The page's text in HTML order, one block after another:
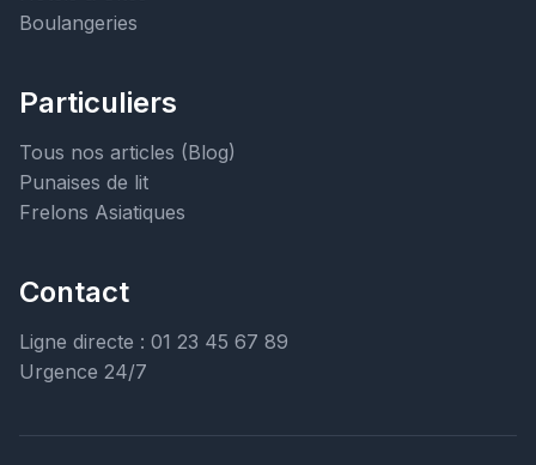
Boulangeries
Particuliers
Tous nos articles (Blog)
Punaises de lit
Frelons Asiatiques
Contact
Ligne directe : 01 23 45 67 89
Urgence 24/7